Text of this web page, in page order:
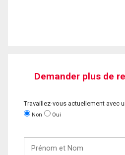
Demander plus de
Travaillez-vous actuellement avec
Non Oui